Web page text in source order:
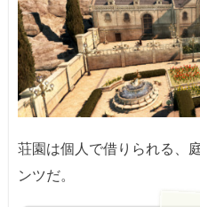
荘園は個人で借りられる、
ンツだ。